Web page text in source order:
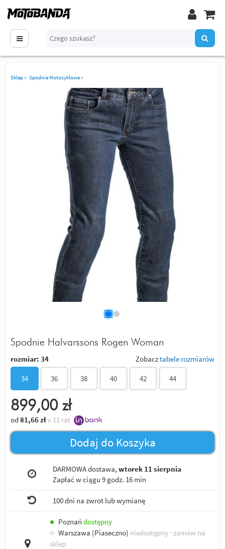
Sklep» Spodnie Motocyklowe»
Spodnie Halvarssons Rogen Woman
rozmiar: 34 Zobacztabele rozmiarów
34 36 38 40 42 44
899,00 zł
od 81,66 zł x 12 rat
Dodaj do Koszyka
DARMOWA dostawa,wtorek 11 sierpnia
Zapłać w ciągu9 godz. 16 min
100 dni na zwrot lub wymianę
● Poznań dostępny
○ Warszawa (Piaseczno) niedostępny · zamów na
sklep